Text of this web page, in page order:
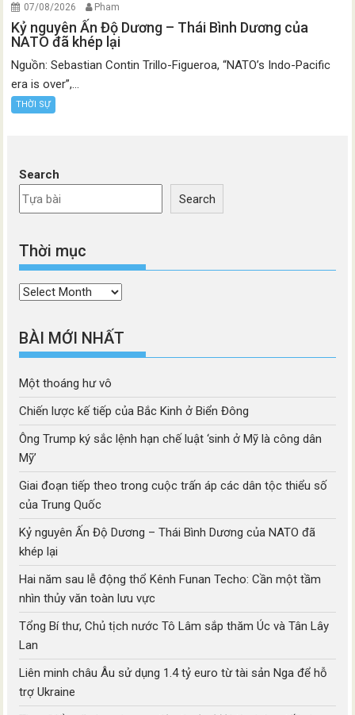
07/08/2026 Pham
Kỷ nguyên Ấn Độ Dương – Thái Bình Dương của
NATO đã khép lại
Nguồn: Sebastian Contin Trillo-Figueroa, “NATO’s Indo-Pacific
era is over”,...
THỜI SỰ
Search
Search
Thời mục
Thời
BÀI MỚI NHẤT
Một thoáng hư vô
Chiến lược kế tiếp của Bắc Kinh ở Biển Đông
Ông Trump ký sắc lệnh hạn chế luật ‘sinh ở Mỹ là công dân
Mỹ’
Giai đoạn tiếp theo trong cuộc trấn áp các dân tộc thiểu số
của Trung Quốc
Kỷ nguyên Ấn Độ Dương – Thái Bình Dương của NATO đã
khép lại
Hai năm sau lễ động thổ Kênh Funan Techo: Cần một tầm
nhìn thủy văn toàn lưu vực
Tổng Bí thư, Chủ tịch nước Tô Lâm sắp thăm Úc và Tân Lây
Lan
Liên minh châu Âu sử dụng 1.4 tỷ euro từ tài sản Nga để hỗ
trợ Ukraine